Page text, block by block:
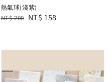
熱氣球(淺紫)
Regular
NT$ 200 Sale
NT$ 158